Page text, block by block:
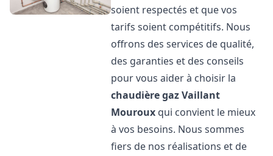
soient respectés et que vos
tarifs soient compétitifs. Nous
offrons des services de qualité,
des garanties et des conseils
pour vous aider à choisir la
chaudière gaz Vaillant
Mouroux qui convient le mieux
à vos besoins. Nous sommes
fiers de nos réalisations et de